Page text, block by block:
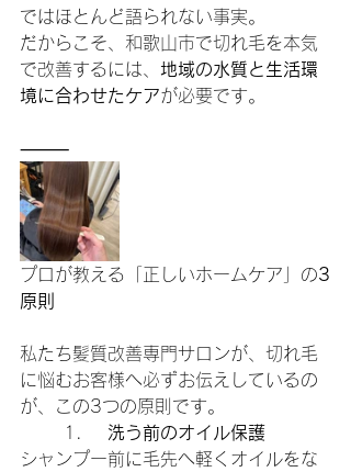
ではほとんど語られない事実。
だからこそ、和歌山市で切れ毛を本気
で改善するには、 地域の水質と生活環
境に合わせたケアが必要です。
⸻
プロが教える「正しいホームケア」の3
原則
私たち髪質改善専門サロンが、切れ毛
に悩むお客様へ必ずお伝えしているの
が、この3つの原則です。
洗う前のオイル保護
シャンプー前に毛先へ軽くオイルをな